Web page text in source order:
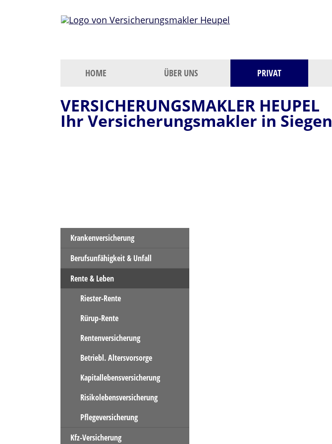
HOME ÜBER UNS PRIVAT
Krankenversicherung
Berufsunfähigkeit & Unfall
Rente & Leben
Riester-Rente
Rürup-Rente
Rentenversicherung
Betriebl. Altersvorsorge
Kapitallebensversicherung
Risikolebensversicherung
Pflegeversicherung
Kfz-Versicherung
VERSICHERUNGSMAKLER HEUPEL
Ihr Versicherungsmakler in Siegen